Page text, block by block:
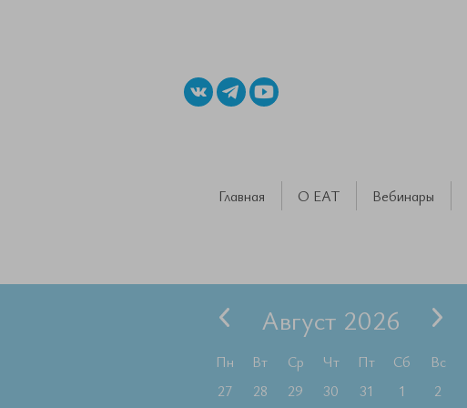
Главная О ЕАТ Вебинары
Август 2026
Пн Вт Ср Чт Пт Сб
Вс
27
28 29 30 31 1
2